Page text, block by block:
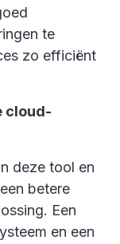
te
zo efficiënt
cloud-
deze tool en
betere
Een
en een